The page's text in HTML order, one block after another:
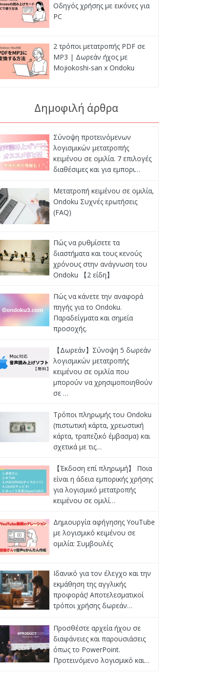
Οδηγός χρήσης με εικόνες για
PC
2 τρόποι μετατροπής PDF σε
MP3 | Δωρεάν ήχος με
Mojiokoshi-san x Ondoku
Δημοφιλή άρθρα
Σύνοψη προτεινόμενων
λογισμικών μετατροπής
κειμένου σε ομιλία. 7 επιλογές
διαθέσιμες και για εμπορι…
Μετατροπή κειμένου σε ομιλία,
Ondoku Συχνές ερωτήσεις
(FAQ)
Πώς να ρυθμίσετε τα
διαστήματα και τους κενούς
χρόνους στην ανάγνωση του
Ondoku 【2 είδη】
Πώς να κάνετε την αναφορά
πηγής για το Ondoku.
Παραδείγματα και σημεία
προσοχής.
【Δωρεάν】Σύνοψη 5 δωρεάν
λογισμικών μετατροπής
κειμένου σε ομιλία που
μπορούν να χρησιμοποιηθούν
σε …
Τρόποι πληρωμής του Ondoku
(πιστωτική κάρτα, χρεωστική
κάρτα, τραπεζικό έμβασμα) και
σχετικά με τις…
【Έκδοση επί πληρωμή】 Ποια
είναι η άδεια εμπορικής χρήσης
για λογισμικό μετατροπής
κειμένου σε ομιλί…
Δημιουργία αφήγησης YouTube
με λογισμικό κειμένου σε
ομιλία: Συμβουλές
Ιδανικό για τον έλεγχο και την
εκμάθηση της αγγλικής
προφοράς! Αποτελεσματικοί
τρόποι χρήσης δωρεάν…
Προσθέστε αρχεία ήχου σε
διαφάνειες και παρουσιάσεις
όπως το PowerPoint.
Προτεινόμενο λογισμικό και…